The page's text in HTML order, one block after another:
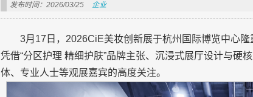
发布时间：2026/03/25 企业
3月17日，2026CiE美妆创新展于杭州国际博览中心
凭借“分区护理 精细护肤”品牌主张、沉浸式展厅设计与硬
体、专业人士等观展嘉宾的高度关注。